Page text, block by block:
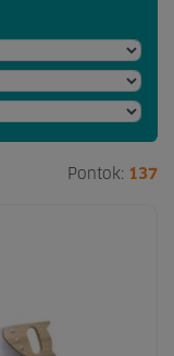
Pontok: 137